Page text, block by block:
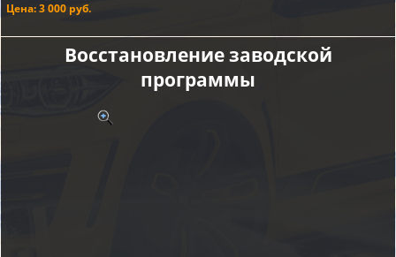
Цена: 3 000 руб.
Восстановление заводской
программы